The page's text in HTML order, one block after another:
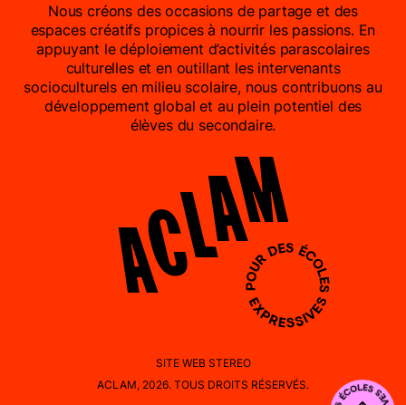
Nous créons des occasions de partage et des
espaces créatifs propices à nourrir les passions. En
appuyant le déploiement d’activités parascolaires
culturelles et en outillant les intervenants
socioculturels en milieu scolaire, nous contribuons au
développement global et au plein potentiel des
élèves du secondaire.
SITE WEB STEREO
ACLAM, 2026. TOUS DROITS RÉSERVÉS.